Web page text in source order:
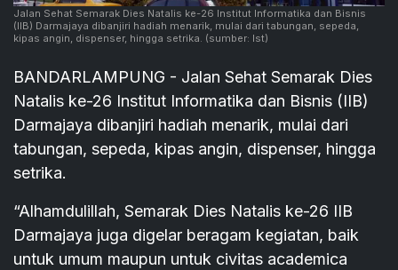
Jalan Sehat Semarak Dies Natalis ke-26 Institut Informatika dan Bisnis
(IIB) Darmajaya dibanjiri hadiah menarik, mulai dari tabungan, sepeda,
kipas angin, dispenser, hingga setrika. (sumber: Ist)
BANDARLAMPUNG - Jalan Sehat Semarak Dies
Natalis ke-26 Institut Informatika dan Bisnis (IIB)
Darmajaya dibanjiri hadiah menarik, mulai dari
tabungan, sepeda, kipas angin, dispenser, hingga
setrika.
“Alhamdulillah, Semarak Dies Natalis ke-26 IIB
Darmajaya juga digelar beragam kegiatan, baik
untuk umum maupun untuk civitas academica